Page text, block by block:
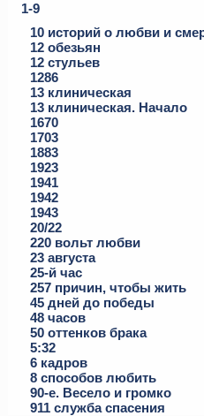
1-9
10 историй о любви и
12 обезьян
12 стульев
1286
13 клиническая
13 клиническая. Начало
1670
1703
1883
1923
1941
1942
1943
20/22
220 вольт любви
23 августа
25-й час
257 причин, чтобы жить
45 дней до победы
48 часов
50 оттенков брака
5:32
6 кадров
8 способов любить
90-е. Весело и громко
911 служба спасения